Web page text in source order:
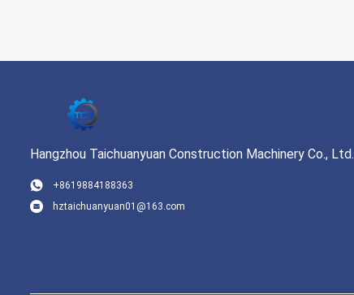
Hangzhou Taichuanyuan Construction Machinery Co., Ltd.
+8619884188363
hztaichuanyuan01@163.com